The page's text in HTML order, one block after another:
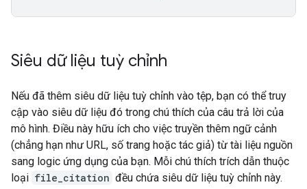
Siêu dữ liệu tuỳ chỉnh
Nếu đã thêm siêu dữ liệu tuỳ chỉnh vào tệp, bạn có thể truy
cập vào siêu dữ liệu đó trong chú thích của câu trả lời của
mô hình. Điều này hữu ích cho việc truyền thêm ngữ cảnh
(chẳng hạn như URL, số trang hoặc tác giả) từ tài liệu nguồn
sang logic ứng dụng của bạn. Mỗi chú thích trích dẫn thuộc
loại file_citation đều chứa siêu dữ liệu tuỳ chỉnh này.